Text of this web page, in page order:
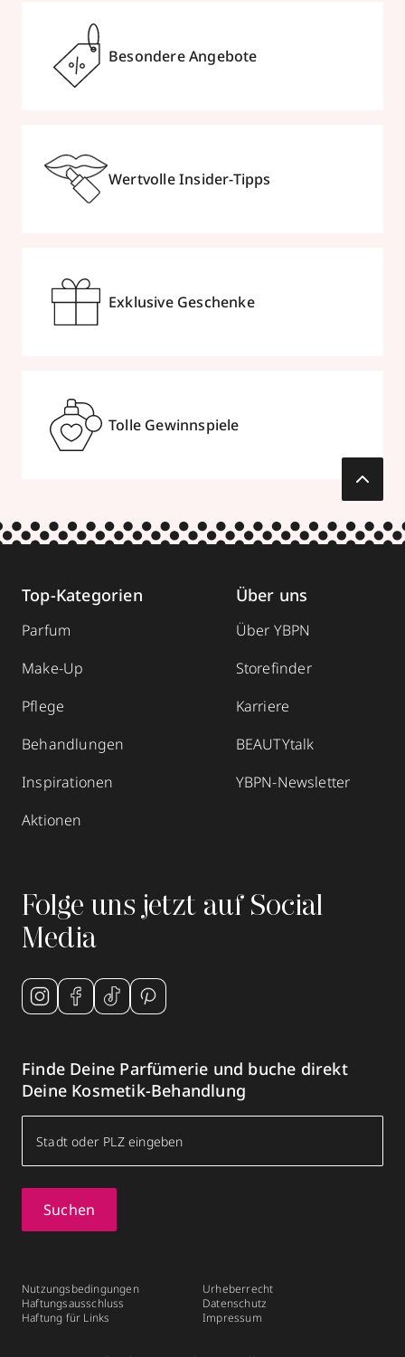
Besondere Angebote
Wertvolle Insider-Tipps
Exklusive Geschenke
Tolle Gewinnspiele
Top-Kategorien
Parfum
Make-Up
Pflege
Behandlungen
Inspirationen
Aktionen
Über uns
Über YBPN
Storefinder
Karriere
BEAUTYtalk
YBPN-Newsletter
Folge uns jetzt auf Social
Media
Finde Deine Parfümerie und buche direkt
Deine Kosmetik-Behandlung
Suchen
Nutzungsbedingungen
Haftungsausschluss
Haftung für Links
Urheberrecht
Datenschutz
Impressum